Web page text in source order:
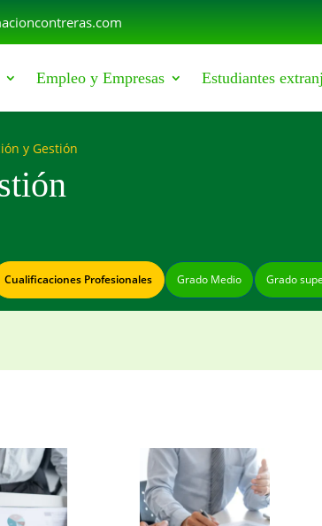
Empleo y Empresas Estudiantes
y Gestión
Cualificaciones Profesionales Grado Medio Grado